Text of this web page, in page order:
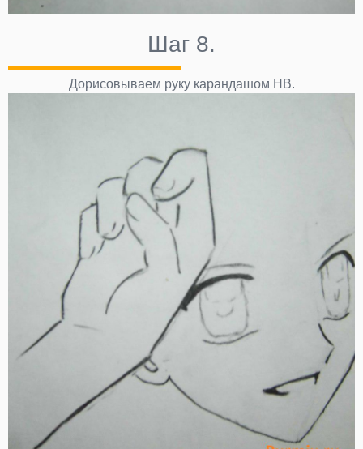
Шаг 8.
Дорисовываем руку карандашом НВ.